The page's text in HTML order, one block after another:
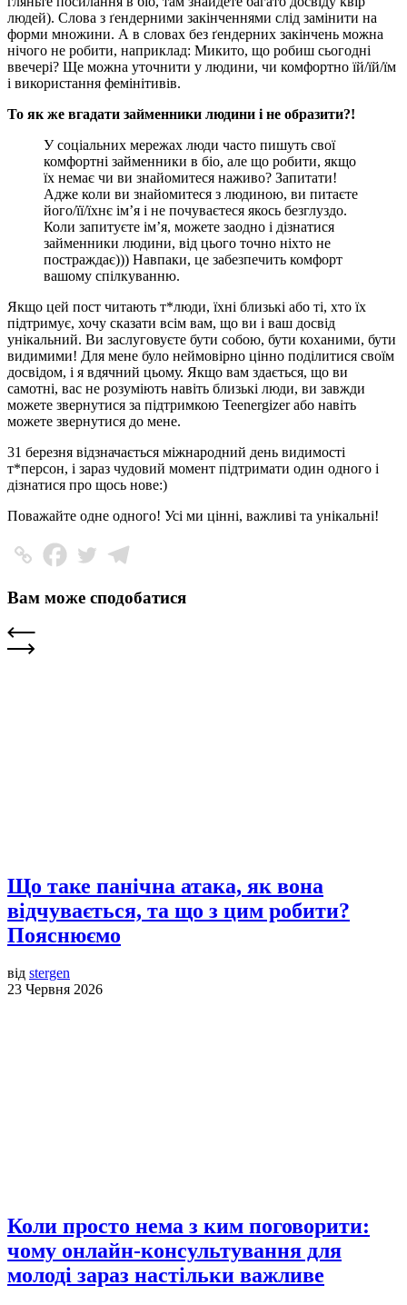
людей). Слова з ґендерними закінченнями слід замінити на
форми множини. А в словах без ґендерних закінчень можна
нічого не робити, наприклад: Микито, що робиш сьогодні
ввечері? Ще можна уточнити у людини, чи комфортно їй/їй/їм
і використання фемінітивів.
То як же вгадати займенники людини і не образити?!
У соціальних мережах люди часто пишуть свої
комфортні займенники в біо, але що робити, якщо
їх немає чи ви знайомитеся наживо? Запитати!
Адже коли ви знайомитеся з людиною, ви питаєте
його/її/їхнє ім’я і не почуваєтеся якось безглуздо.
Коли запитуєте ім’я, можете заодно і дізнатися
займенники людини, від цього точно ніхто не
постраждає))) Навпаки, це забезпечить комфорт
вашому спілкуванню.
Якщо цей пост читають т*люди, їхні близькі або ті, хто їх
підтримує, хочу сказати всім вам, що ви і ваш досвід
унікальний. Ви заслуговуєте бути собою, бути коханими, бути
видимими! Для мене було неймовірно цінно поділитися своїм
досвідом, і я вдячний цьому. Якщо вам здається, що ви
самотні, вас не розуміють навіть близькі люди, ви завжди
можете звернутися за підтримкою Teenergizer або навіть
можете звернутися до мене.
31 березня відзначається міжнародний день видимості
т*персон, і зараз чудовий момент підтримати один одного і
дізнатися про щось нове:)
Поважайте одне одного! Усі ми цінні, важливі та унікальні!
Вам може сподобатися
Що таке панічна атака, як вона
відчувається, та що з цим робити?
Пояснюємо
від stergen
23 Червня 2026
Коли просто нема з ким поговорити:
чому онлайн-консультування для
молоді зараз настільки важливе